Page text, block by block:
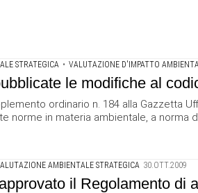
STRATEGICA • VALUTAZIONE D'IMPATTO
le modifiche al
ordinario n. 184 alla Gazzetta
norme in materia ambientale, a norma
AMBIENTALE STRATEGICA 30.OTT.2009
il Regolamento di